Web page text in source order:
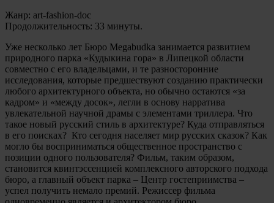
Жанр: art-fashion-doc
Продолжительность: 33 минуты.
Уже несколько лет Бюро Megabudka занимается развитием
природного парка «Кудыкина гора» в Липецкой области
совместно с его владельцами, и те разносторонние
исследования, которые предшествуют созданию практически
любого архитектурного объекта, но обычно остаются «за
кадром» и «между досок», легли в основу нарратива
увлекательной научной драмы с элементами триллера. Что
такое новый русский стиль в архитектуре? Куда отправляться
в его поисках? Кто сегодня населяет мир русских сказок? Как
могло бы восприниматься общественное пространство с
позиции одного пользователя? Фильм, таким образом,
становится квинтэссенцией комплексного авторского подхода
бюро, а главный объект парка – Центр гостеприимства –
успел получить немало премий. Режиссер фильма